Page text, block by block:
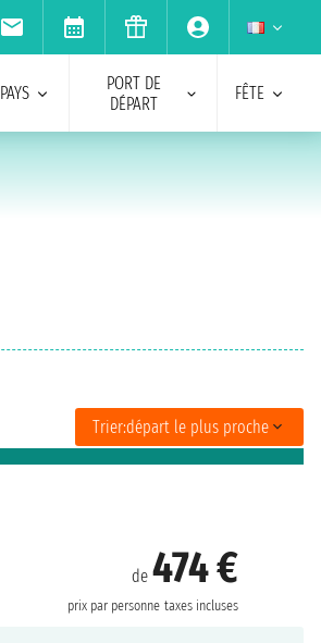
PAYS
PORT DE
DÉPART
FÊTE
Trier:départ le plus proche
de474 €
prix par personne taxes incluses